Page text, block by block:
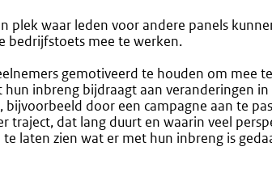
plek waar leden voor andere panels
bedrijfstoets mee te werken.
gemotiveerd te houden om mee
inbreng bijdraagt aan veranderingen
door een campagne aan te
traject, dat lang duurt en waarin veel
laten zien wat er met hun inbreng is